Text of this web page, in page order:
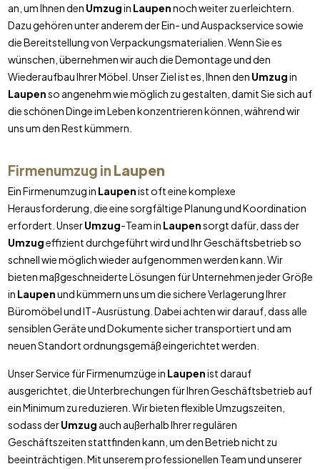
an, um Ihnen den Umzugin Laupennoch weiter zu erleichtern.
Dazu gehören unter anderem der Ein- und Auspackservice sowie
die Bereitstellung von Verpackungsmaterialien. Wenn Sie es
wünschen, übernehmen wir auch die Demontage und den
Wiederaufbau Ihrer Möbel. Unser Ziel ist es, Ihnen den Umzugin
Laupenso angenehm wie möglich zu gestalten, damit Sie sich auf
die schönen Dinge im Leben konzentrieren können, während wir
uns um den Rest kümmern.
Firmenumzug in Laupen
Ein Firmenumzug in Laupenist oft eine komplexe
Herausforderung, die eine sorgfältige Planung und Koordination
erfordert. UnserUmzug-Team in Laupensorgt dafür, dass der
Umzugeffizient durchgeführt wird und Ihr Geschäftsbetrieb so
schnell wie möglich wieder aufgenommen werden kann. Wir
bieten maßgeschneiderte Lösungen für Unternehmen jeder Größe
in Laupenund kümmern uns um die sichere Verlagerung Ihrer
Büromöbel und IT-Ausrüstung. Dabei achten wir darauf, dass alle
sensiblen Geräte und Dokumente sicher transportiert und am
neuen Standort ordnungsgemäß eingerichtet werden.
Unser Service für Firmenumzüge in Laupenist darauf
ausgerichtet, die Unterbrechungen für Ihren Geschäftsbetrieb auf
ein Minimum zu reduzieren. Wir bieten flexible Umzugszeiten,
sodass derUmzug auch außerhalb Ihrer regulären
Geschäftszeiten stattfinden kann, um den Betrieb nicht zu
beeinträchtigen. Mit unserem professionellen Team und unserer